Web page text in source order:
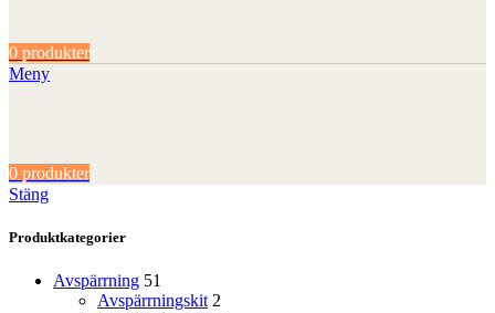
0 produkter
Meny
0 produkter
Stäng
Produktkategorier
Avspärrning 51
Avspärrningskit 2